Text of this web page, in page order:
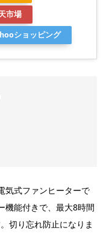
市場
ショッピング
気式ファンヒーターで
機能付きで、最大8時間
切り忘れ防止になりま